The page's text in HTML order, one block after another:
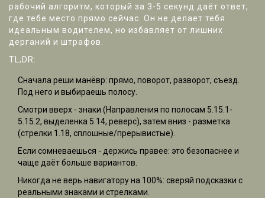
рабочий алгоритм, который за 3-5 секунд даёт ответ,
где тебе место прямо сейчас. Он не делает тебя
идеальным водителем, но избавляет от лишних
дерганий и штрафов.
TL;DR:
Сначала реши манёвр: прямо, поворот, разворот, съезд.
Под него и выбираешь полосу.
Смотри вверх - знаки (Направления по полосам 5.15.1-
5.15.2, выделенка 5.14, реверс), затем вниз - разметка
(стрелки 1.18, сплошные/прерывистые).
Если сомневаешься - держись правее: это безопаснее и
чаще даёт больше вариантов.
Никогда не верь навигатору на 100%: сверяй подсказки с
реальными знаками и стрелками.